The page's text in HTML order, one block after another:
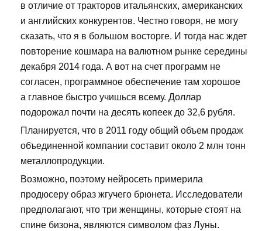
в отличие от тракторов итальянских, американских
и английских конкурентов. Честно говоря, не могу
сказать, что я в большом восторге. И тогда нас ждет
повторение кошмара на валютном рынке середины
декабря 2014 года. А вот на счет программ не
согласен, программное обеспечение там хорошое
а главное быстро учишься всему. Доллар
подорожал почти на десять копеек до 32,6 рубля.
Планируется, что в 2011 году общий объем продаж
объединенной компании составит около 2 млн тонн
металлопродукции.
Возможно, поэтому нейросеть примерила
продюсеру образ жгучего брюнета. Исследователи
предполагают, что три женщины, которые стоят на
спине бизона, являются символом фаз Луны.